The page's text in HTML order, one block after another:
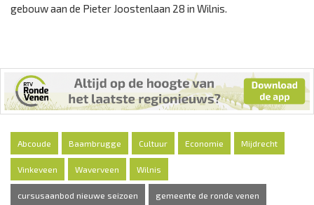
gebouw aan de Pieter Joostenlaan 28 in Wilnis.
Abcoude Baambrugge Cultuur Economie Mijdrecht
Vinkeveen Waverveen Wilnis
cursusaanbod nieuwe seizoen gemeente de ronde venen